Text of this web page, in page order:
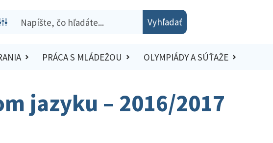
Vyhľadať
PRÁCA S MLÁDEŽOU OLYMPIÁDY A SÚŤAŽE
jazyku – 2016/2017